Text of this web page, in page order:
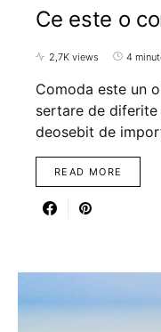
Ce este o
2,7K views 4
Comoda este un
sertare de diferite
deosebit de
READ MORE